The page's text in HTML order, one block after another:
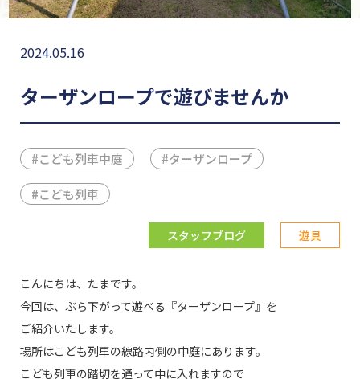
2024.05.16
ターザンロープで遊びませんか
#こども列車中庭 #ターザンロープ
#こども列車
スタッフブログ 遊具
こんにちは、たまです。
今回は、ぶら下がって遊べる『ターザンロープ』を
ご紹介いたします。
場所はこども列車の線路内側の中庭にあります。
こども列車の踏切を通って中に入れますので